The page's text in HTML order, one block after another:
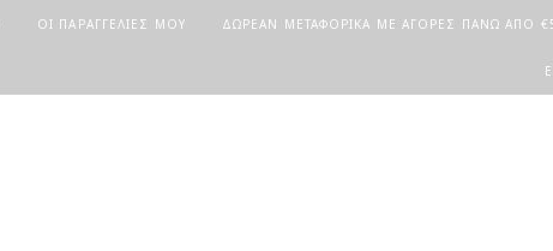
ΟΙ ΠΑΡΑΓΓΕΛΊΕΣ ΜΟΥ ΔΩΡΕΆΝ ΜΕΤΑΦΟΡΙΚΆ ΜΕ ΑΓΟΡΈΣ ΠΆΝΩ ΑΠΟ